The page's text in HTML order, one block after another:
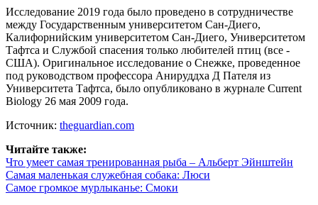
Исследование 2019 года было проведено в сотрудничестве
между Государственным университетом Сан-Диего,
Калифорнийским университетом Сан-Диего, Университетом
Тафтса и Службой спасения только любителей птиц (все -
США). Оригинальное исследование о Снежке, проведенное
под руководством профессора Анируддха Д Пателя из
Университета Тафтса, было опубликовано в журнале Current
Biology 26 мая 2009 года.
Источник: theguardian.com
Читайте также:
Что умеет самая тренированная рыба – Альберт Эйнштейн
Самая маленькая служебная собака: Люси
Самое громкое мурлыканье: Смоки